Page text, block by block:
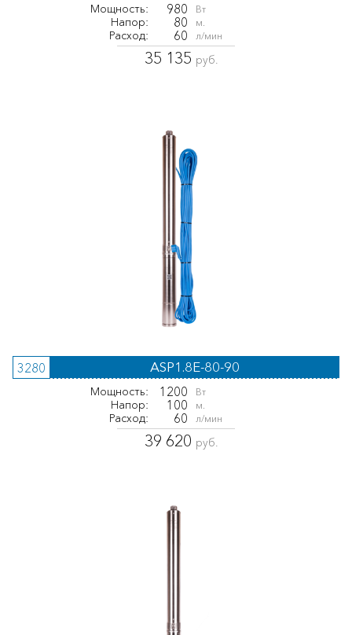
Мощность: 980 Вт
Напор: 80 м.
Расход: 60 л/мин
35 135 руб.
3280 ASP1.8E-80-90
Мощность: 1200 Вт
Напор: 100 м.
Расход: 60 л/мин
39 620 руб.